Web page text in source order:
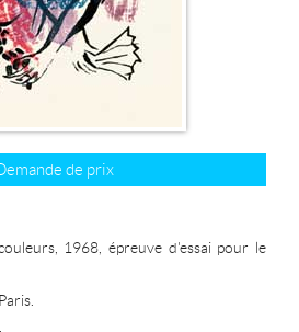
de prix
1968, épreuve d'essai pour le